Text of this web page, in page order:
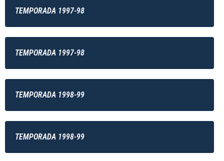
TEMPORADA 1997-98
TEMPORADA 1997-98
TEMPORADA 1998-99
TEMPORADA 1998-99